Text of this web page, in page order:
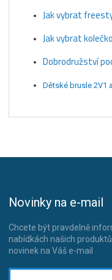
Jak vybrat
Jak vybrat
Dobrodružství
Dětské brusle 2V1
Novinky na e-mail
Chcete být pravdelně
nabídkách našich
novinek na Váš e-mail